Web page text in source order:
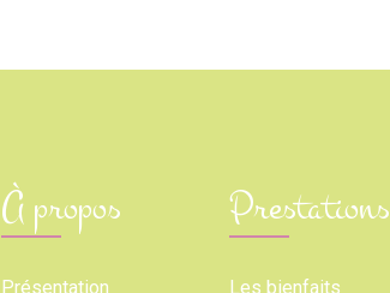
À propos
Présentation
Prestations
Les bienfaits